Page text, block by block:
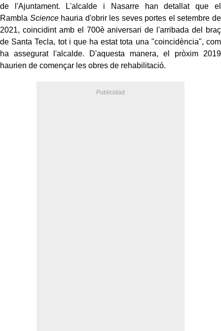
de l'Ajuntament. L'alcalde i
Nasarrehan detallat que el
Rambla Sciencehauria d'obrir les seves portes el setembre de
2021, coincidint amb el 700è aniversari de l'arribada del braç
de Santa Tecla, tot i que ha estat tota una "coincidència", com
ha assegurat l'alcalde. D'aquesta manera, el pròxim 2019
haurien de començar les obres de rehabilitació.